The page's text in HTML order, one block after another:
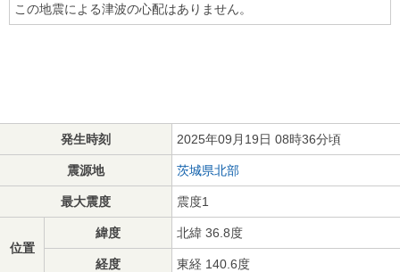
この地震による津波の心配はありません。
発生時刻 2025年09月19日 08時36分頃
震源地 茨城県北部
最大震度 震度1
位置
緯度 北緯 36.8度
経度 東経 140.6度